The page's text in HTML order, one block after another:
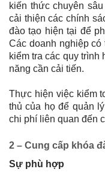
kiến thức chuyên
cải thiện các chính
đào tạo hiện tại để
Các doanh nghiệp
kiểm tra các quy
năng cần cải tiến.
Thực hiện việc kiểm
thủ của họ để quản
chi phí liên quan đến
2 – Cung cấp khóa
Sự phù hợp